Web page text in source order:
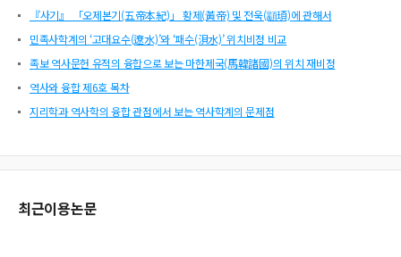
『사기』 「오제본기(五帝本紀)」 황제(黃帝) 및 전욱(顓頊)에 관해서
민족사학계의 ‘고대요수(遼水)’와 ‘패수(浿水)’ 위치비정 비교
족보 역사문헌 유적의 융합으로 보는 마한제국(馬韓諸國)의 위치 재비정
역사와 융합 제6호 목차
지리학과 역사학의 융합 관점에서 보는 역사학계의 문제점
최근이용논문